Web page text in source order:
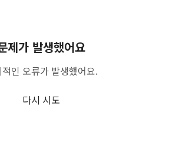
제가 발생했어요
적인 오류가 발생했어요.
다시 시도